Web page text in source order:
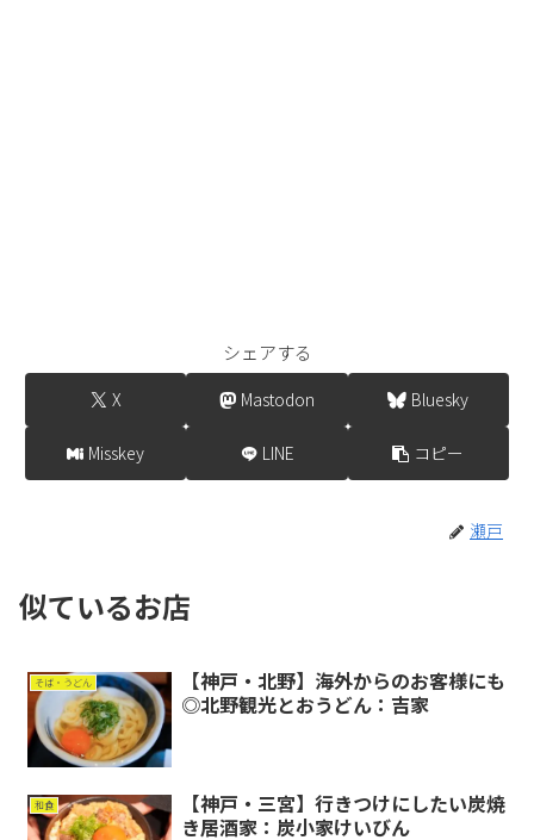
シェアする
X Mastodon Bluesky
Misskey LINE コピー
瀬戸
似ているお店
そば・うどん
【神戸・北野】海外からのお客様にも
◎北野観光とおうどん：吉家
和食
【神戸・三宮】行きつけにしたい炭焼
き居酒家：炭小家けいびん